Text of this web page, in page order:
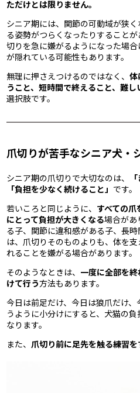
ただけとは限りません。
シニア期には、関節の可動域が狭
る姿勢がつらくなったりすること
切りを急に嫌がるようになった場
が隠れている可能性もあります。
無理に押さえつけるのではなく、体
うこと、短時間で終えること、難
選択肢です。
爪切りが苦手なシニア犬・
シニア期の爪切りで大切なのは、
「負担を少なく続けること」 です。
若いころと同じように、 すべての
にとって負担が大きくなる場合があ
る子、関節に違和感がある子、長
は、爪切りそのものよりも、体を
れることを嫌がる場合があります。
そのようなときは、 一度に全部を
けて行う方法もあります。
今日は前足だけ、今日は狼爪だけ
うように小分けにすると、犬猫の
なります。
また、 爪切り前に足先を触る練習